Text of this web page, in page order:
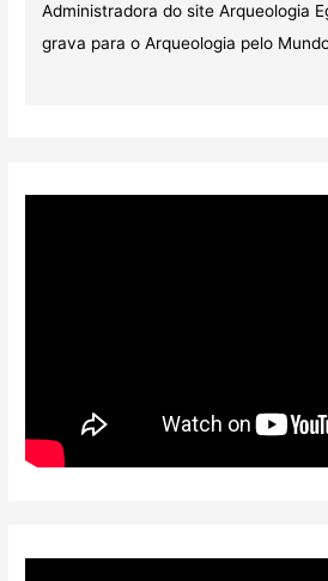
Administradora do site Arqueologia
grava para o Arqueologia pelo